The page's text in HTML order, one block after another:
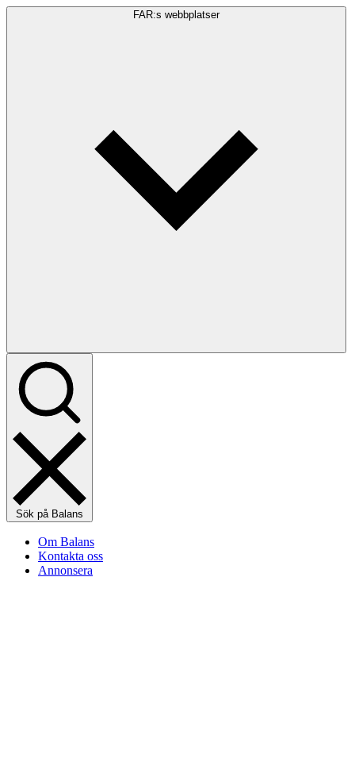
FAR:s webbplatser
Sök på Balans
Om Balans
Kontakta oss
Annonsera